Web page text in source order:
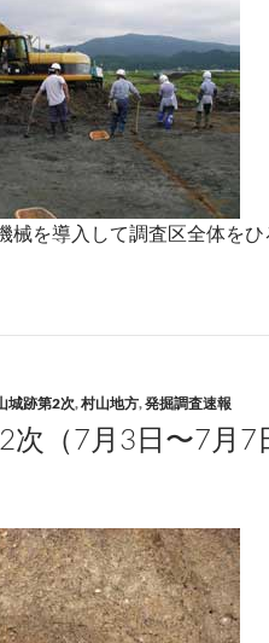
械を導入して調査区全体をひ
城跡第2次,村山地方,発掘調査速報
次（7月3日〜7月7